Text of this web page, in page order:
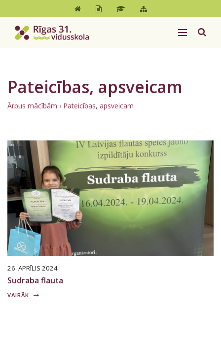
Pateicības, apsveicam
Ārpus mācībām › Pateicības, apsveicam
26. APRĪLIS 2024
Sudraba flauta
VAIRĀK